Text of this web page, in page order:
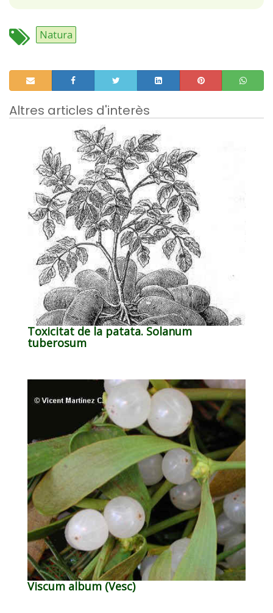
Natura
Altres articles d'interès
Toxicitat de la patata. Solanum
tuberosum
Viscum album (Vesc)